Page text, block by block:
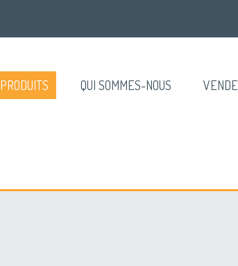
PRODUITS QUI SOMMES-NOUS